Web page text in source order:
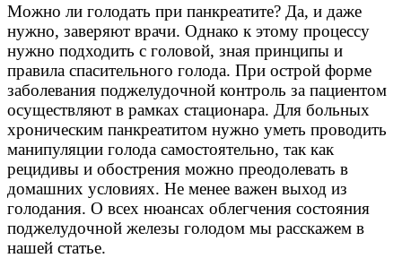
Можно ли голодать при панкреатите? Да, и даже
нужно, заверяют врачи. Однако к этому процессу
нужно подходить с головой, зная принципы и
правила спасительного голода. При острой форме
заболевания поджелудочной контроль за пациентом
осуществляют в рамках стационара. Для больных
хроническим панкреатитом нужно уметь проводить
манипуляции голода самостоятельно, так как
рецидивы и обострения можно преодолевать в
домашних условиях. Не менее важен выход из
голодания. О всех нюансах облегчения состояния
поджелудочной железы голодом мы расскажем в
нашей статье.